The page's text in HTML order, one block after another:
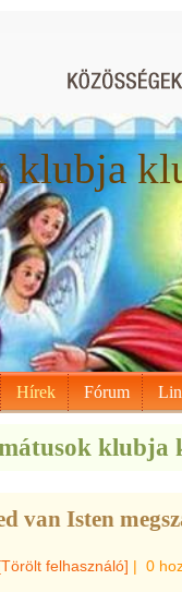
klubja
Hírek Fórum
klubja
van Isten
felhasználó] | 0